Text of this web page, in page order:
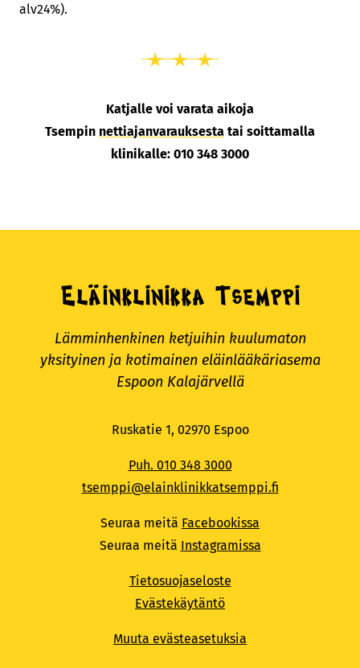
alv24%).
Katjalle voi varata aikoja
Tsempin nettiajanvarauksesta tai soittamalla
klinikalle: 010 348 3000
Eläinklinikka Tsemppi
Lämminhenkinen ketjuihin kuulumaton
yksityinen ja kotimainen eläinlääkäriasema
Espoon Kalajärvellä
Ruskatie 1, 02970 Espoo
Puh. 010 348 3000
tsemppi@elainklinikkatsemppi.fi
Seuraa meitä Facebookissa
Seuraa meitä Instagramissa
Tietosuojaseloste
Evästekäytäntö
Muuta evästeasetuksia